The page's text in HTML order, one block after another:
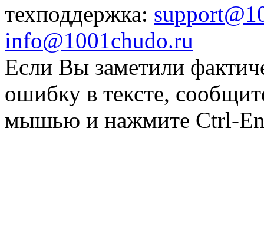
техподдержка:
info@1001chudo.ru
Если Вы заметили
ошибку в тексте,
мышью и нажмите Ctrl-